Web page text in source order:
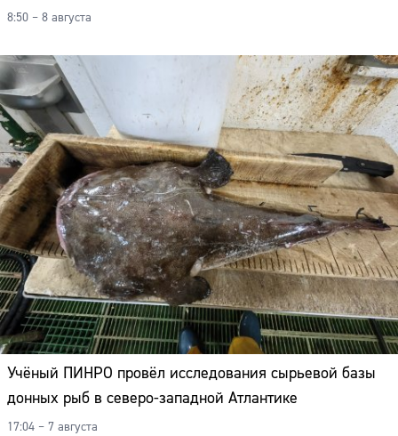
8:50 – 8 августа
Учёный ПИНРО провёл исследования сырьевой базы
донных рыб в северо-западной Атлантике
17:04 – 7 августа